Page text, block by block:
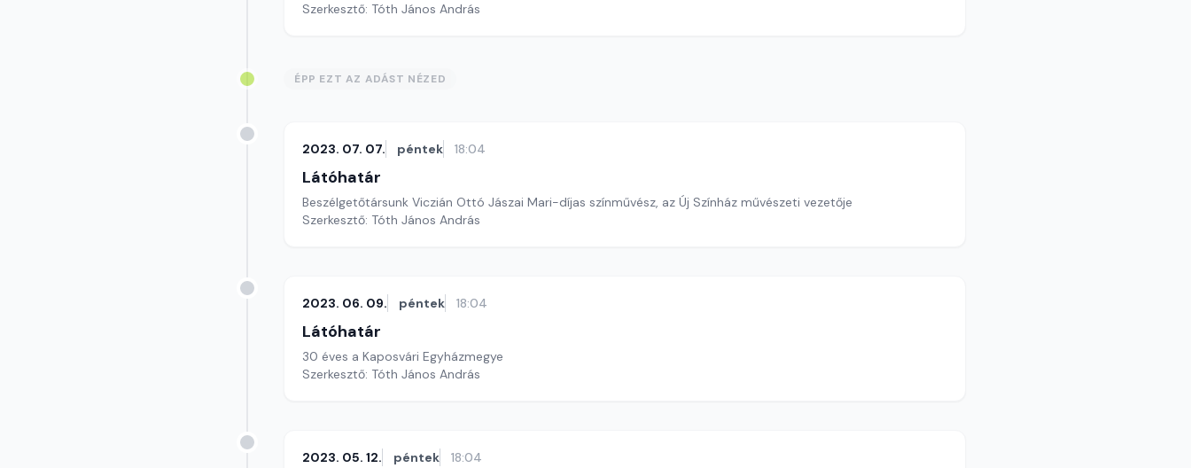
Szerkesztő: Tóth János András
ÉPP EZT AZ ADÁST NÉZED
2023. 07. 07. péntek 18:04
Látóhatár
Beszélgetőtársunk Viczián Ottó Jászai Mari-díjas színművész, az Új Színház művészeti vezetője
Szerkesztő: Tóth János András
2023. 06. 09. péntek 18:04
Látóhatár
30 éves a Kaposvári Egyházmegye
Szerkesztő: Tóth János András
2023. 05. 12. péntek 18:04